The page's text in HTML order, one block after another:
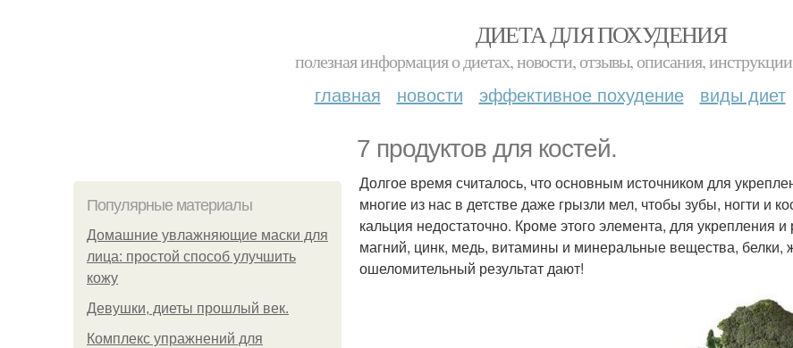
ДИЕТА ДЛЯ ПОХУДЕНИЯ
полезная информация о диетах, новости, отзывы, описания,
главная новости эффективное похудение виды диет
7 продуктов для костей.
Популярные материалы
Домашние увлажняющие маски для
лица: простой способ улучшить
кожу
Девушки, диеты прошлый век.
Комплекс упражнений для
Долгое время считалось, что основным источником для
многие из нас в детстве даже грызли мел, чтобы зубы, ногти и
кальция недостаточно. Кроме этого элемента, для укрепления
магний, цинк, медь, витамины и минеральные вещества, белки,
ошеломительный результат дают!